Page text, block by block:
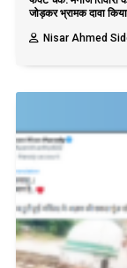
जोड़कर भ्रामक दावा
Nisar Ahmed